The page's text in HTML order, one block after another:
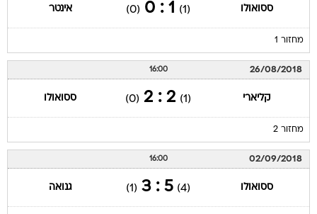
ססואולו (1)
1 : 0
(0) אינטר
מחזור 1
26/08/2018
16:00
קליארי (1)
2 : 2
(0) ססואולו
מחזור 2
02/09/2018
16:00
ססואולו (4)
5 : 3
(1) גנואה